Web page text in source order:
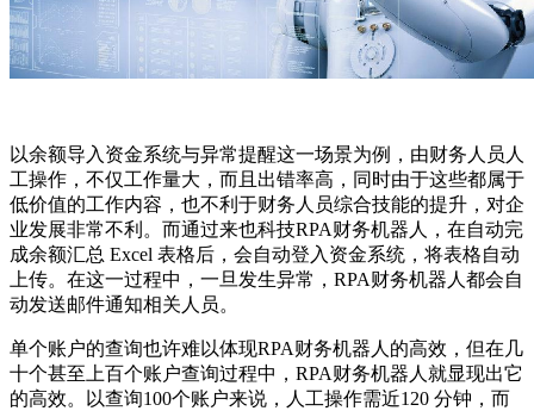
以余额导入资金系统与异常提醒这一场景为例，由财务人员人
工操作，不仅工作量大，而且出错率高，同时由于这些都属于
低价值的工作内容，也不利于财务人员综合技能的提升，对企
业发展非常不利。而通过来也科技RPA财务机器人，在自动完
成余额汇总 Excel 表格后，会自动登入资金系统，将表格自动
上传。在这一过程中，一旦发生异常，RPA财务机器人都会自
动发送邮件通知相关人员。
单个账户的查询也许难以体现RPA财务机器人的高效，但在几
十个甚至上百个账户查询过程中，RPA财务机器人就显现出它
的高效。以查询100个账户来说，人工操作需近120 分钟，而